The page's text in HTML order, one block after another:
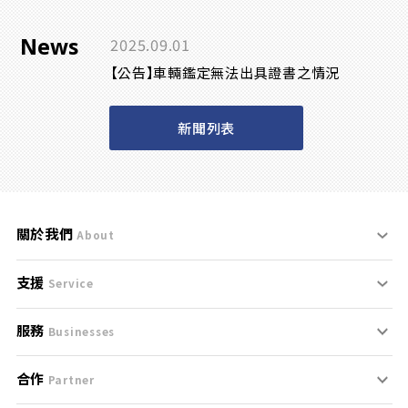
News 2025.09.01
【公告】車輛鑑定無法出具證書之情況
新聞列表
關於我們 About
刊登規範
服務條款
免責聲明
支援 Service
支援中心
聯絡我們
服務 Businesses
什麼是Goo鑑定？
合作 Partner